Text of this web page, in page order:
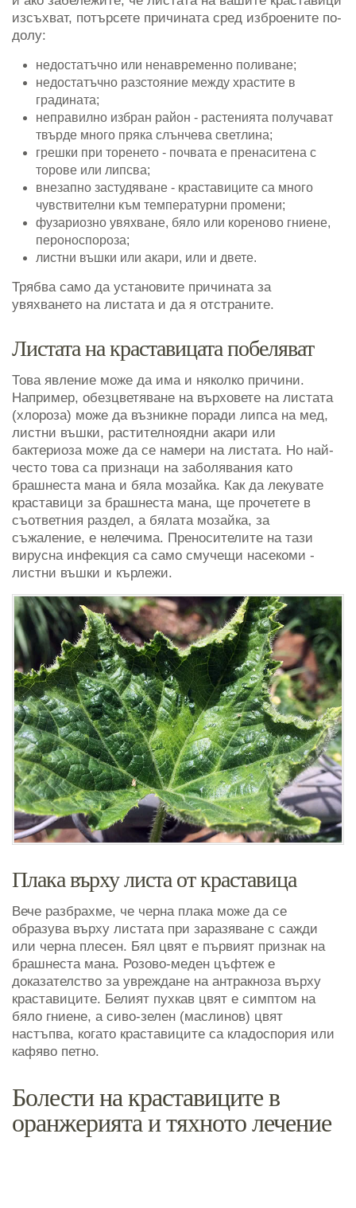
изсъхват, потърсете причината сред изброените по-
долу:
недостатъчно или ненавременно поливане;
недостатъчно разстояние между храстите в
градината;
неправилно избран район - растенията получават
твърде много пряка слънчева светлина;
грешки при торенето - почвата е пренаситена с
торове или липсва;
внезапно застудяване - краставиците са много
чувствителни към температурни промени;
фузариозно увяхване, бяло или кореново гниене,
пероноспороза;
листни въшки или акари, или и двете.
Трябва само да установите причината за
увяхването на листата и да я отстраните.
Листата на краставицата побеляват
Това явление може да има и няколко причини.
Например, обезцветяване на върховете на листата
(хлороза) може да възникне поради липса на мед,
листни въшки, растителноядни акари или
бактериоза може да се намери на листата. Но най-
често това са признаци на заболявания като
брашнеста мана и бяла мозайка. Как да лекувате
краставици за брашнеста мана, ще прочетете в
съответния раздел, а бялата мозайка, за
съжаление, е нелечима. Преносителите на тази
вирусна инфекция са само смучещи насекоми -
листни въшки и кърлежи.
Плака върху листа от краставица
Вече разбрахме, че черна плака може да се
образува върху листата при заразяване с сажди
или черна плесен. Бял цвят е първият признак на
брашнеста мана. Розово-меден цъфтеж е
доказателство за увреждане на антракноза върху
краставиците. Белият пухкав цвят е симптом на
бяло гниене, а сиво-зелен (маслинов) цвят
настъпва, когато краставиците са кладоспория или
кафяво петно.
Болести на краставиците в
оранжерията и тяхното лечение